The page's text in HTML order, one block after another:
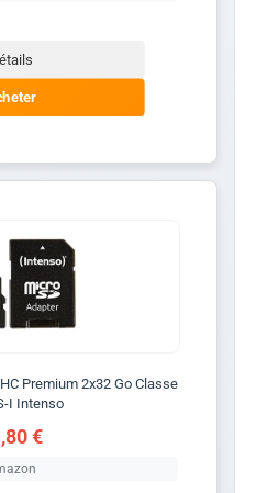
Premium 2x32 Go Classe
I Intenso
€